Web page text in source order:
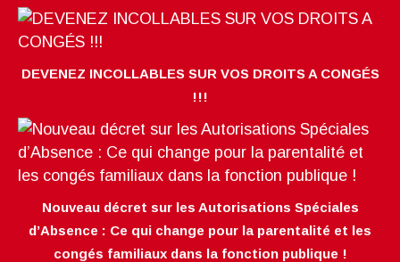
DEVENEZ INCOLLABLES SUR VOS DROITS A CONGÉS
!!!
Nouveau décret sur les Autorisations Spéciales
d’Absence : Ce qui change pour la parentalité et les
congés familiaux dans la fonction publique !